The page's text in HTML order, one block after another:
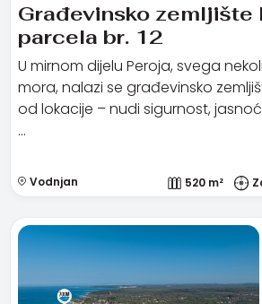
Građevinsko zemljište
parcela br. 12
U mirnom dijelu Peroja, svega
mora, nalazi se građevinsko
od lokacije – nudi sigurnost,
…
Vodnjan 520 m²